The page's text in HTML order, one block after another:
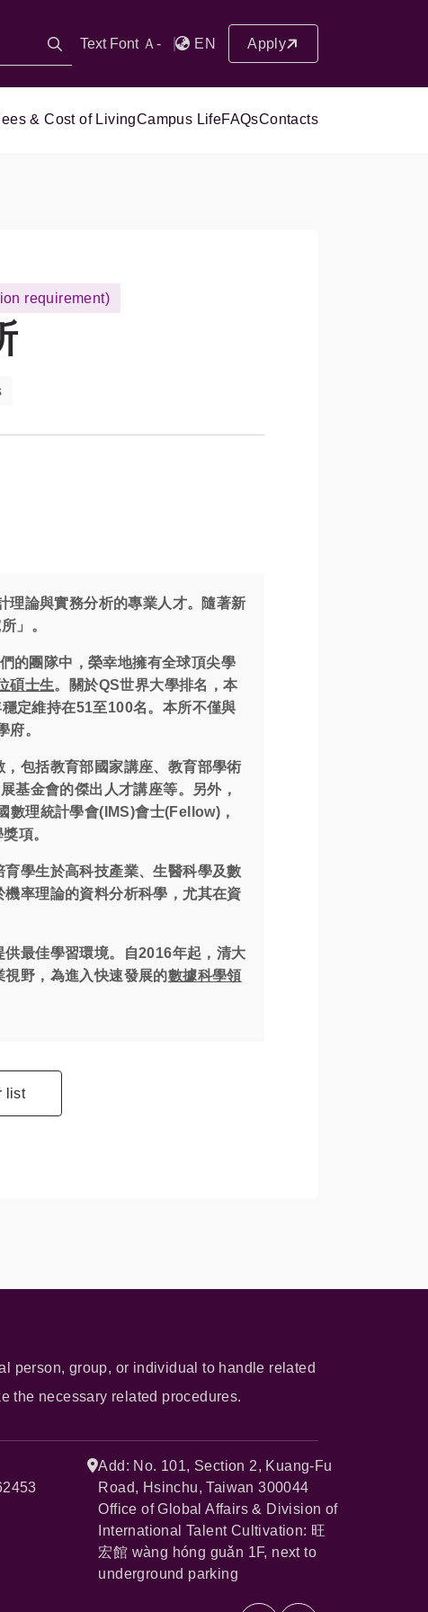
Text Font Ａ- EN Apply
& Cost of LivingCampus LifeFAQsContacts
requirement)
理論與實務分析的專業人才。隨著新
」。
的團隊中，榮幸地擁有全球頂尖學
碩士生。關於QS世界大學排名，本
定維持在51至100名。本所不僅與
。
包括教育部國家講座、教育部學術
基金會的傑出人才講座等。另外，
理統計學會(IMS)會士(Fellow)，
項。
學生於高科技產業、生醫科學及數
率理論的資料分析科學，尤其在資
最佳學習環境。自2016年起，清大
野，為進入快速發展的數據科學領
list
person, group, or individual to handle related
the necessary related procedures.
Add: No. 101, Section 2, Kuang-Fu
Road, Hsinchu, Taiwan 300044
Office of Global Affairs & Division of
International Talent Cultivation: 旺
宏館 wàng hóng guǎn 1F, next to
underground parking